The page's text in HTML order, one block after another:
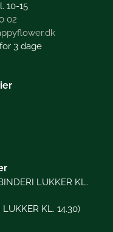
10-15
02
3 dage
LUKKER KL.
KL. 14.30)